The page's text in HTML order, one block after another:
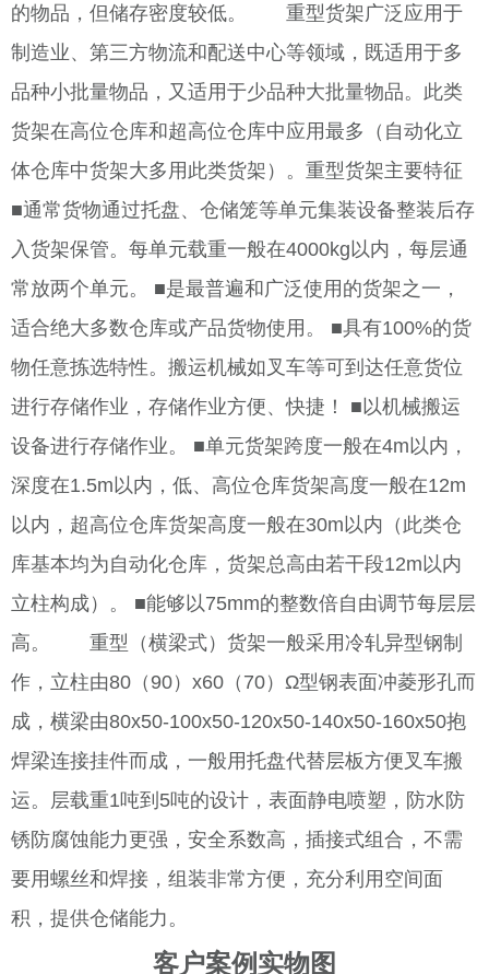
的物品，但储存密度较低。 重型货架广泛应用于
制造业、第三方物流和配送中心等领域，既适用于多
品种小批量物品，又适用于少品种大批量物品。此类
货架在高位仓库和超高位仓库中应用最多（自动化立
体仓库中货架大多用此类货架）。重型货架主要特征
■通常货物通过托盘、仓储笼等单元集装设备整装后存
入货架保管。每单元载重一般在4000kg以内，每层通
常放两个单元。 ■是最普遍和广泛使用的货架之一，
适合绝大多数仓库或产品货物使用。 ■具有100%的货
物任意拣选特性。搬运机械如叉车等可到达任意货位
进行存储作业，存储作业方便、快捷！ ■以机械搬运
设备进行存储作业。 ■单元货架跨度一般在4m以内，
深度在1.5m以内，低、高位仓库货架高度一般在12m
以内，超高位仓库货架高度一般在30m以内（此类仓
库基本均为自动化仓库，货架总高由若干段12m以内
立柱构成）。 ■能够以75mm的整数倍自由调节每层层
高。 重型（横梁式）货架一般采用冷轧异型钢制
作，立柱由80（90）x60（70）Ω型钢表面冲菱形孔而
成，横梁由80x50-100x50-120x50-140x50-160x50抱
焊梁连接挂件而成，一般用托盘代替层板方便叉车搬
运。层载重1吨到5吨的设计，表面静电喷塑，防水防
锈防腐蚀能力更强，安全系数高，插接式组合，不需
要用螺丝和焊接，组装非常方便，充分利用空间面
积，提供仓储能力。
客户案例实物图